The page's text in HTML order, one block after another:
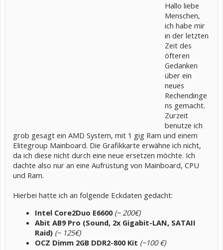
Hallo liebe
Menschen,
ich habe mir
in der letzten
Zeit des
öfteren
Gedanken
über ein
neues
Rechendinge
ns gemacht.
Zurzeit
benutze ich
grob gesagt ein AMD System, mit 1 gig Ram und einem
Elitegroup Mainboard. Die Grafikkarte erwähne ich nicht,
da ich diese nicht durch eine neue ersetzen möchte. Ich
dachte also nur an eine Aufrüstung von Mainboard, CPU
und Ram.
Hierbei hatte ich an folgende Eckdaten gedacht:
Intel Core2Duo E6600 (~ 200€)
Abit AB9 Pro (Sound, 2x Gigabit-LAN, SATAII
Raid) (~ 125€)
OCZ Dimm 2GB DDR2-800 Kit (~100 €)